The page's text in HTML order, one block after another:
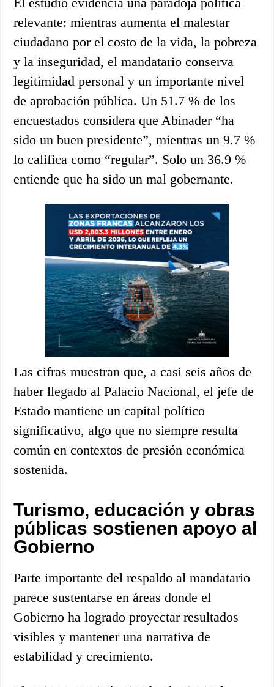
relevante: mientras aumenta el malestar
ciudadano por el costo de la vida, la pobreza
y la inseguridad, el mandatario conserva
legitimidad personal y un importante nivel
de aprobación pública. Un 51.7 % de los
encuestados considera que Abinader “ha
sido un buen presidente”, mientras un 9.7 %
lo califica como “regular”. Solo un 36.9 %
entiende que ha sido un mal gobernante.
Las cifras muestran que, a casi seis años de
haber llegado al Palacio Nacional, el jefe de
Estado mantiene un capital político
significativo, algo que no siempre resulta
común en contextos de presión económica
sostenida.
Turismo, educación y obras
públicas sostienen apoyo al
Gobierno
Parte importante del respaldo al mandatario
parece sustentarse en áreas donde el
Gobierno ha logrado proyectar resultados
visibles y mantener una narrativa de
estabilidad y crecimiento.